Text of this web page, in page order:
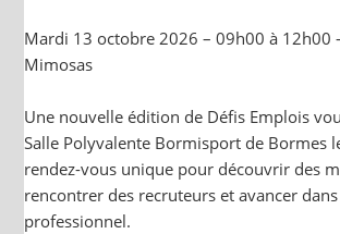
Mardi 13 octobre 2026 – 09h00 à 12h00
Mimosas
Une nouvelle édition de Défis Emplois
Salle Polyvalente Bormisport de Bormes
rendez-vous unique pour découvrir des
rencontrer des recruteurs et avancer
professionnel.